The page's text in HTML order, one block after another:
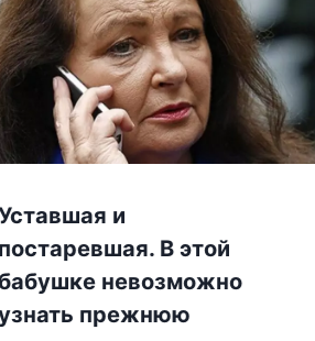
и
постаревшая. В этой
невозможно
прежнюю